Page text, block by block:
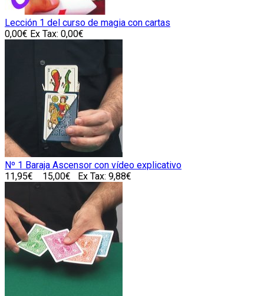
Lección 1 del curso de magia con cartas
0,00€ Ex Tax: 0,00€
Nº 1 Baraja Ascensor con vídeo explicativo
11,95€
15,00€ Ex Tax: 9,88€